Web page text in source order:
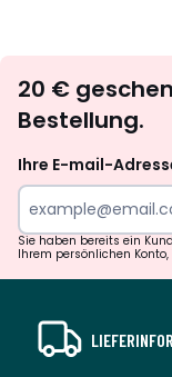
20 €
Bestellung.
Ihre E-mail-
Sie haben bereits ein
Ihrem persönlichen